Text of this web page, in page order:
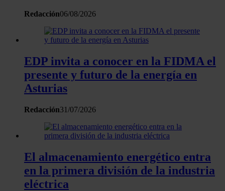
Redacción06/08/2026
EDP invita a conocer en la FIDMA el
presente y futuro de la energía en
Asturias
Redacción31/07/2026
El almacenamiento energético entra
en la primera división de la industria
eléctrica